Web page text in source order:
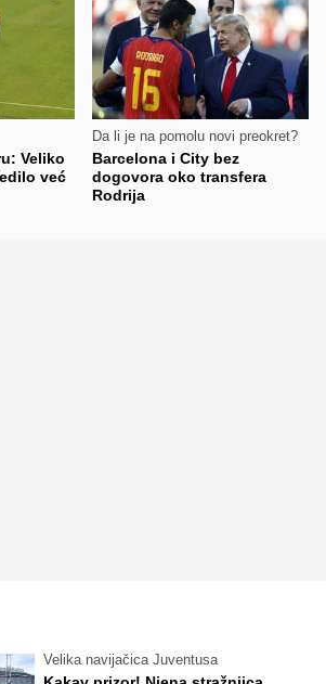
Veliko
već
Da li je na pomolu novi preokret?
Barcelona i City bez
dogovora oko transfera
Rodrija
Velika navijačica Juventusa